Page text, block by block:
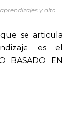
y alto
se articula
es el
BASADO EN